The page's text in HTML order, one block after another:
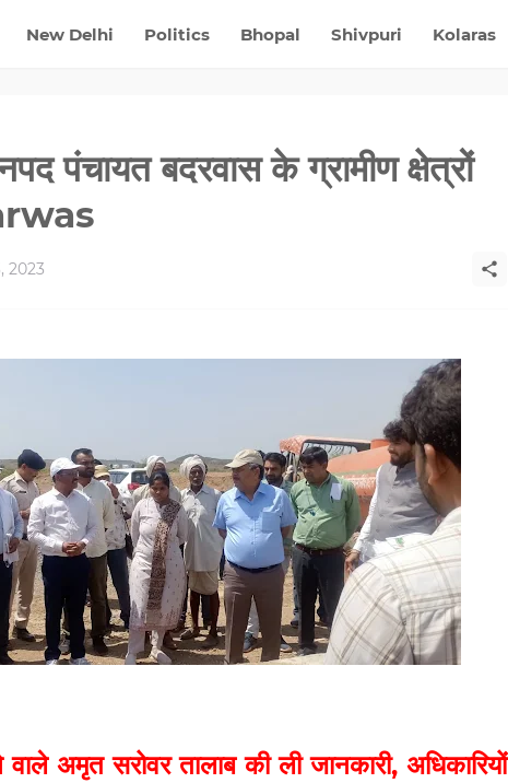
New Delhi Politics Bhopal Shivpuri Kolaras
पंचायत बदरवास के ग्रामीण क्षेत्रों
2023
वाले अमृत सरोवर तालाब की ली जानकारी, अधिकारियों